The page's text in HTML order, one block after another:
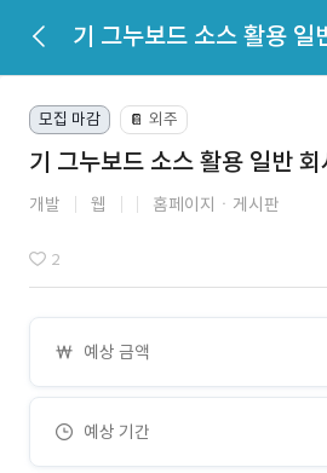
모집 마감 📔 외주
기 그누보드 소스 활용 일반
개발 웹 홈페이지ㆍ게시판
2
예상 금액
예상 기간